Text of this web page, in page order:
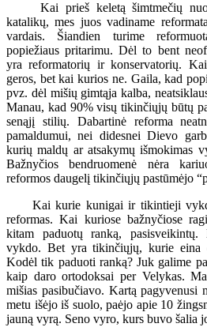
Kai prieš keletą šimtmečių nuo
katalikų, mes juos vadiname
vardais. Šiandien turime
popiežiaus pritarimu. Dėl to bent
yra reformatorių ir konservatorių.
geros, bet kai kurios ne. Gaila, kad
pvz. dėl mišių gimtąja kalba,
Manau, kad 90% visų tikinčiųjų būtų
senąjį stilių. Dabartinė reforma
pamaldumui, nei didesnei Dievo
kurių maldų ar atsakymų išmokimas
Bažnyčios bendruomenė nėra
reformos daugelį tikinčiųjų pastūmėjo
Kai kurie kunigai ir tikintieji
reformas. Kai kuriose bažnyčiose
kitam paduotų ranką,
vykdo. Bet yra tikinčiųjų, kurie eina
Kodėl tik paduoti ranką? Juk galime
kaip daro ortodoksai per Velykas.
mišias pasibučiavo. Kartą pagyvenusi
metu išėjo iš suolo, paėjo apie 10
jauną vyrą. Seno vyro, kurs buvo šalia